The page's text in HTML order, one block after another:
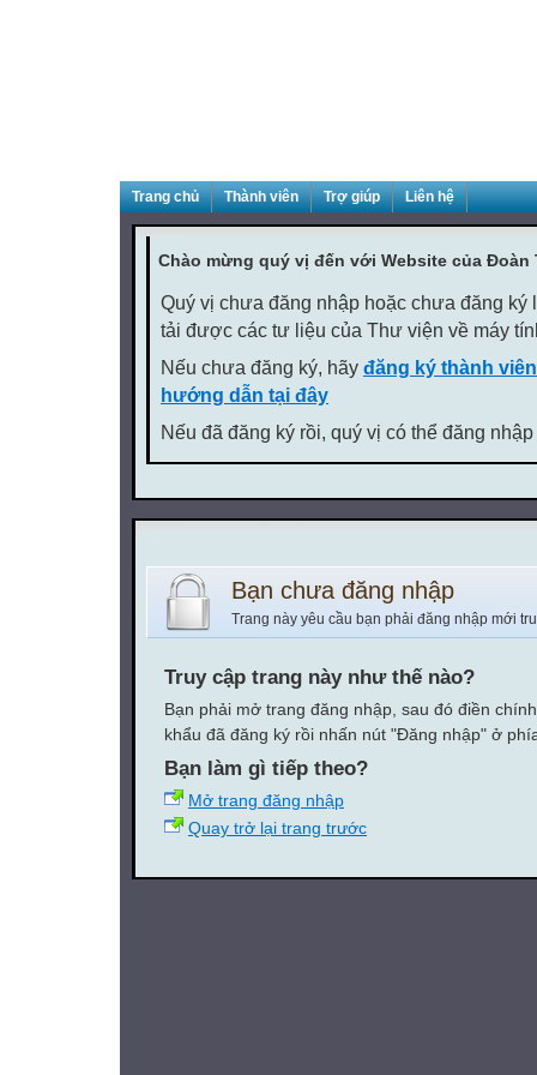
Trang chủ Thành viên Trợ giúp Liên hệ
Chào mừng quý vị đến với Website của Đoàn
Quý vị chưa đăng nhập hoặc chưa đăng ký
tải được các tư liệu của Thư viện về máy
Nếu chưa đăng ký, hãy đăng ký thành
hướng dẫn tại đây
Nếu đã đăng ký rồi, quý vị có thể đăng
Bạn chưa đăng nhập
Trang này yêu cầu bạn phải đăng nhập mới
Truy cập trang này như thế nào?
Bạn phải mở trang đăng nhập, sau đó điền
khẩu đã đăng ký rồi nhấn nút "Đăng nhập" ở
Bạn làm gì tiếp theo?
Mở trang đăng nhập
Quay trở lại trang trước